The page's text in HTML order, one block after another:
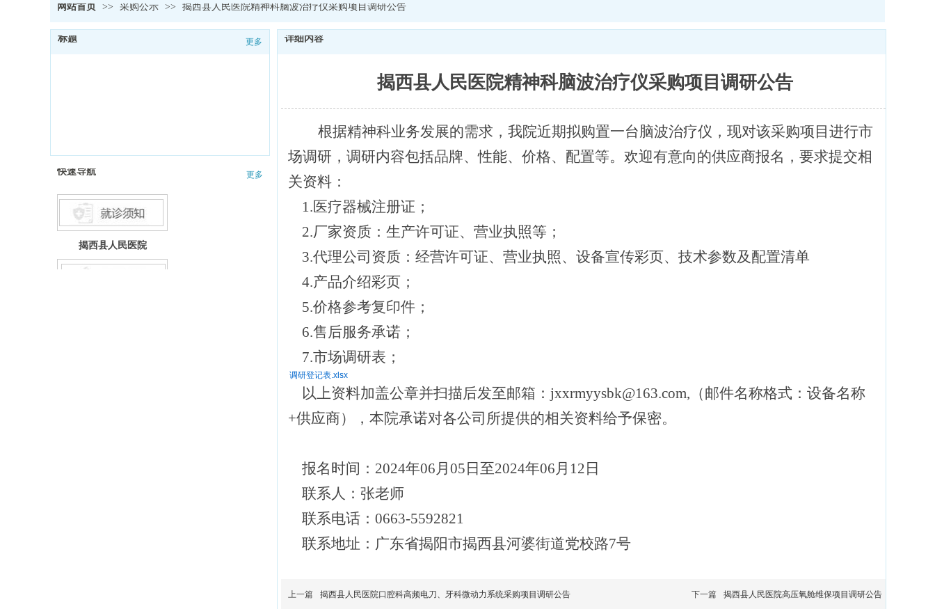
网站首页 >> 采购公示 >> 揭西县人民医院精神科脑波治疗仪采购项目调研公告
标题 更多
快速导航 更多
揭西县人民医院
就诊流程
详细内容
揭西县人民医院精神科脑波治疗仪采购项目调研公告
根据精神科业务发展的需求，我院近期拟购置一台脑波治疗仪，现对该采购项目进行市
场调研，调研内容包括品牌、性能、价格、配置等。欢迎有意向的供应商报名，要求提交相
关资料：
1.医疗器械注册证；
2.厂家资质：生产许可证、营业执照等；
3.代理公司资质：经营许可证、营业执照、设备宣传彩页、技术参数及配置清单
4.产品介绍彩页；
5.价格参考复印件；
6.售后服务承诺；
7.市场调研表 ；
调研登记表.xlsx
以上资料加盖公章并扫描后发至邮箱： jxxrmyysbk@163.com,（邮件名称格式：设备名称
+供应商），本院承诺对各公司所提供的相关资料给予保密。
报名时间： 2024年06月05日至2024年06月12日
联系人：张老师
联系电话： 0663-5592821
联系地址：广东省揭阳市揭西县河婆街道党校路7号
上一篇 揭西县人民医院口腔科高频电刀、牙科微动力系统采购项目调研公告 下一篇 揭西县人民医院高压氧舱维保项目调研公告